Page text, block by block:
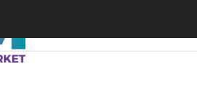
Interoute amplía su